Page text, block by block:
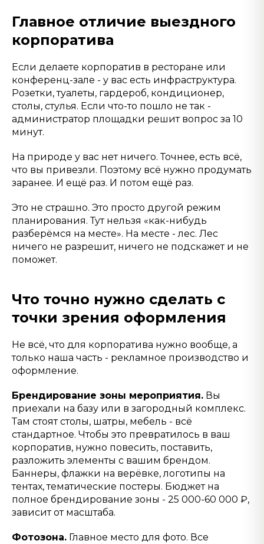
Главное отличие выездного
корпоратива
Если делаете корпоратив в ресторане или
конференц-зале - у вас есть инфраструктура.
Розетки, туалеты, гардероб, кондиционер,
столы, стулья. Если что-то пошло не так -
администратор площадки решит вопрос за 10
минут.
На природе у вас нет ничего. Точнее, есть всё,
что вы привезли. Поэтому всё нужно продумать
заранее. И ещё раз. И потом ещё раз.
Это не страшно. Это просто другой режим
планирования. Тут нельзя «как-нибудь
разберёмся на месте». На месте - лес. Лес
ничего не разрешит, ничего не подскажет и не
поможет.
Что точно нужно сделать с
точки зрения оформления
Не всё, что для корпоратива нужно вообще, а
только наша часть - рекламное производство и
оформление.
Брендирование зоны мероприятия. Вы
приехали на базу или в загородный комплекс.
Там стоят столы, шатры, мебель - всё
стандартное. Чтобы это превратилось в ваш
корпоратив, нужно повесить, поставить,
разложить элементы с вашим брендом.
Баннеры, флажки на верёвке, логотипы на
тентах, тематические постеры. Бюджет на
полное брендирование зоны - 25 000-60 000 ₽,
зависит от масштаба.
Фотозона. Главное место для фото. Все